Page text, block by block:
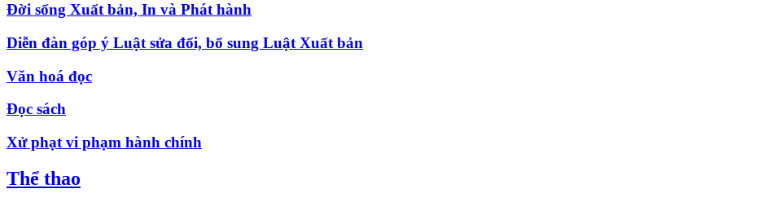
Đời sống Xuất bản, In và Phát hành
Diễn đàn góp ý Luật sửa đổi, bổ sung Luật Xuất bản
Văn hoá đọc
Đọc sách
Xử phạt vi phạm hành chính
Thể thao